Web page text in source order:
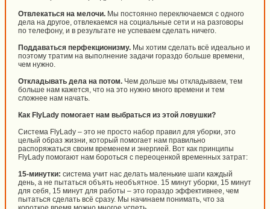
Отвлекаться на мелочи. Мы постоянно переключаемся с одного
дела на другое, отвлекаемся на социальные сети и на разговоры
по телефону, и в результате не успеваем сделать ничего.
Поддаваться перфекционизму. Мы хотим сделать всё идеально и
поэтому тратим на выполнение задачи гораздо больше времени,
чем нужно.
Откладывать дела на потом. Чем дольше мы откладываем, тем
больше нам кажется, что на это нужно много времени и тем
сложнее нам начать.
Как FlyLady помогает нам выбраться из этой ловушки?
Система FlyLady – это не просто набор правил для уборки, это
целый образ жизни, который помогает нам правильно
распоряжаться своим временем и энергией. Вот как принципы
FlyLady помогают нам бороться с переоценкой временных затрат:
15-минутки: система учит нас делать маленькие шаги каждый
день, а не пытаться объять необъятное. 15 минут уборки, 15 минут
для себя, 15 минут для работы – это гораздо эффективнее, чем
пытаться сделать всё сразу. Мы начинаем понимать, что за